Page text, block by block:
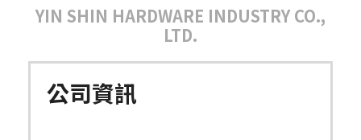
YIN SHIN HARDWARE INDUSTRY CO.,
LTD.
公司資訊